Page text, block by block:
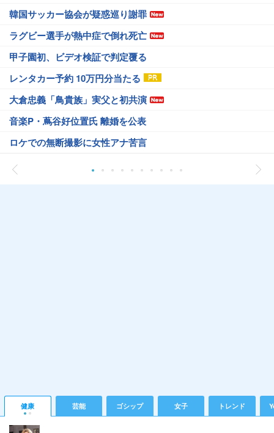
韓国サッカー協会が疑惑巡り謝罪
ラグビー選手が熱中症で倒れ死亡
甲子園初、ビデオ検証で判定覆る
レンタカー予約 10万円分当たる
大倉忠義「鳥貴族」実父と初共演
音楽P・蔦谷好位置氏 離婚を公表
ロケでの無断撮影に女性アナ苦言
健康 芸能 ゴシップ 女子 トレンド